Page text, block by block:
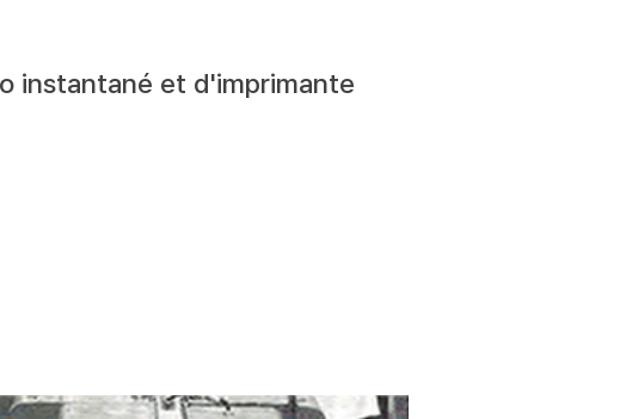
instantané et d'imprimante